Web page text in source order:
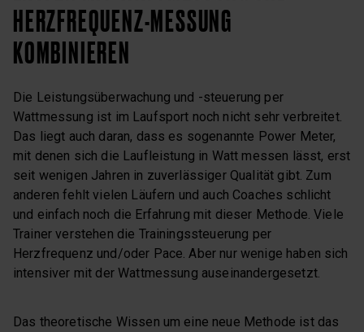
HERZFREQUENZ-MESSUNG
KOMBINIEREN
Die Leistungsüberwachung und -steuerung per
Wattmessung ist im Laufsport noch nicht sehr verbreitet.
Das liegt auch daran, dass es sogenannte Power Meter,
mit denen sich die Laufleistung in Watt messen lässt, erst
seit wenigen Jahren in zuverlässiger Qualität gibt. Zum
anderen fehlt vielen Läufern und auch Coaches schlicht
und einfach noch die Erfahrung mit dieser Methode. Viele
Trainer verstehen die Trainingssteuerung per
Herzfrequenz und/oder Pace. Aber nur wenige haben sich
intensiver mit der Wattmessung auseinandergesetzt.
Das theoretische Wissen um eine neue Methode ist das